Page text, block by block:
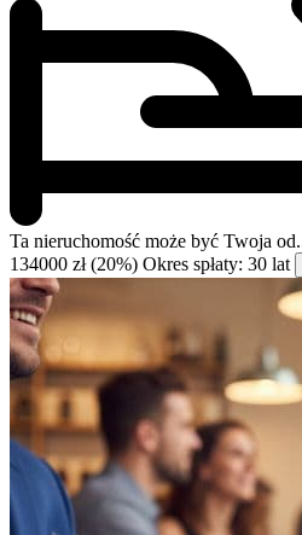
Ta nieruchomość może być Twoja
134000 zł (20%) Okres spłaty: 30 lat